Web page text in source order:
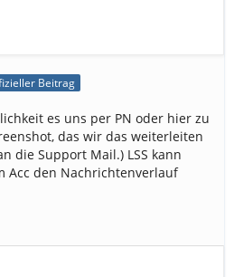
Beitrag
es uns per PN oder hier zu
das wir das weiterleiten
die Support Mail.) LSS kann
Acc den Nachrichtenverlauf